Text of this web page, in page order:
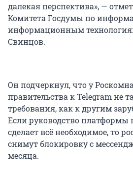
далекая перспектива», —
Комитета Госдумы по
информационным
Свинцов.
Он подчеркнул, что у
правительства к Telegram не
требования, как к другим
Если руководство
сделает всё необходимое, то
снимут блокировку с
месяца.